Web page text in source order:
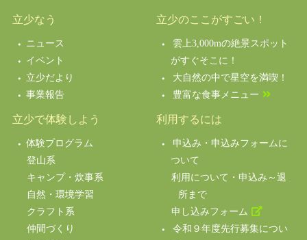
立少なう
ニュース
イベント
立少だより
事業報告
立少のここがすごい！
雲上3,000mの絶景スポット
がすぐそこに！
大自然の中で星空を満喫！
豊富な食事メニュー
立少で体験しよう
体験プログラム
登山系
キャンプ・炊事系
自然・環境学習
クラフト系
仲間づくり
利用するには
申込み・申込みフォームに
ついて
利用について・申込み～退
所まで
申し込みフォーム
令和９年度先行募集につい